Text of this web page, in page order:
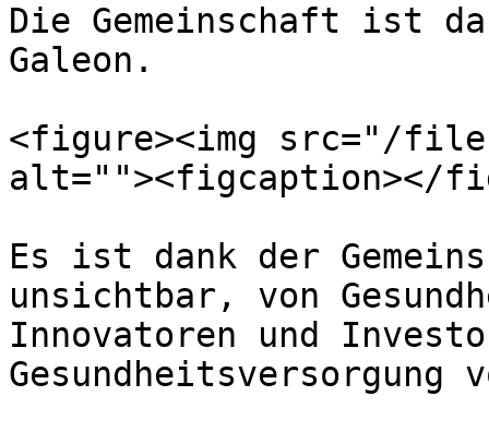
Die Gemeinschaft ist
Galeon.
<figure><img src="/files/
alt=""><figcaption></
Es ist dank der
unsichtbar, von
Innovatoren und
Gesundheitsversorgung